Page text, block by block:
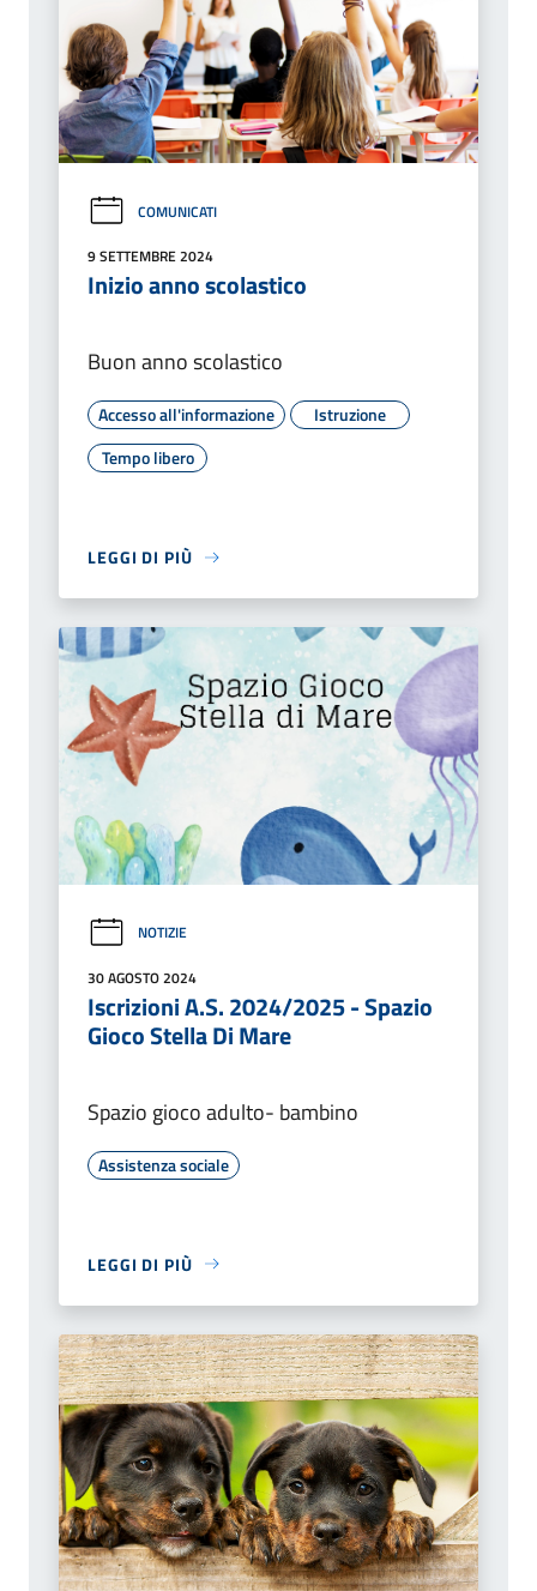
COMUNICATI
9 SETTEMBRE 2024
Inizio anno scolastico
Buon anno scolastico
Accesso all'informazione
Istruzione
Tempo libero
LEGGI DI PIÙ
NOTIZIE
30 AGOSTO 2024
Iscrizioni A.S. 2024/2025 - Spazio
Gioco Stella Di Mare
Spazio gioco adulto- bambino
Assistenza sociale
LEGGI DI PIÙ